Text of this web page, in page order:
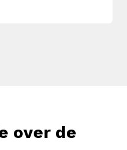
over de